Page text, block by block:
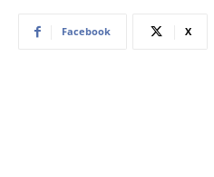
Facebook X